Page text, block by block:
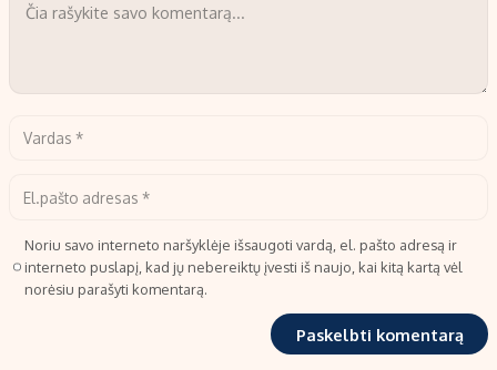
Noriu savo interneto naršyklėje išsaugoti vardą, el. pašto adresą ir
interneto puslapį, kad jų nebereiktų įvesti iš naujo, kai kitą kartą vėl
norėsiu parašyti komentarą.